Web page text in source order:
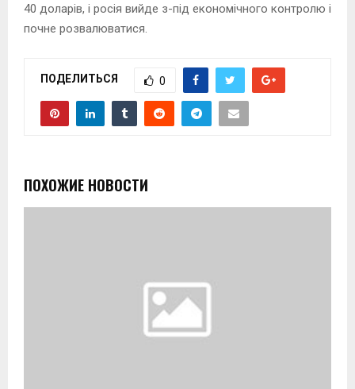
40 доларів, і росія вийде з-під економічного контролю і
почне розвалюватися.
ПОДЕЛИТЬСЯ 0
ПОХОЖИЕ НОВОСТИ